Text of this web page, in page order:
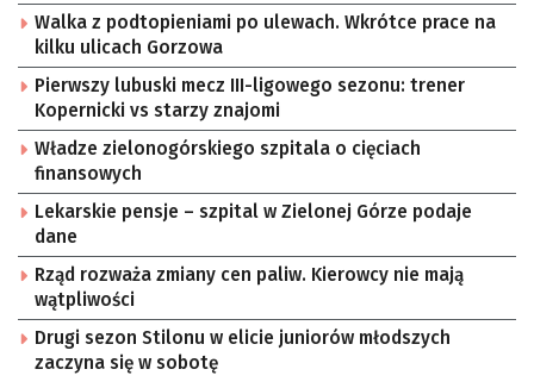
Walka z podtopieniami po ulewach. Wkrótce prace na
kilku ulicach Gorzowa
Pierwszy lubuski mecz III-ligowego sezonu: trener
Kopernicki vs starzy znajomi
Władze zielonogórskiego szpitala o cięciach
finansowych
Lekarskie pensje – szpital w Zielonej Górze podaje
dane
Rząd rozważa zmiany cen paliw. Kierowcy nie mają
wątpliwości
Drugi sezon Stilonu w elicie juniorów młodszych
zaczyna się w sobotę